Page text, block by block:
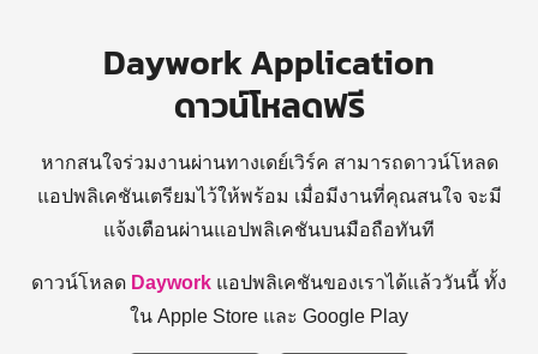
Daywork Application
ดาวน์โหลดฟรี
หากสนใจร่วมงานผ่านทางเดย์เวิร์ค สามารถดาวน์โหลด
แอปพลิเคชันเตรียมไว้ให้พร้อม เมื่อมีงานที่คุณสนใจ จะมี
แจ้งเตือนผ่านแอปพลิเคชันบนมือถือทันที
ดาวน์โหลด Daywork แอปพลิเคชันของเราได้แล้ววันนี้ ทั้ง
ใน Apple Store และ Google Play